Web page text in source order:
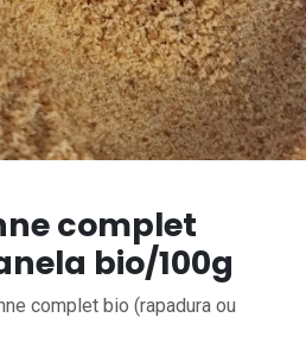
complet
bio/100g
complet bio (rapadura ou